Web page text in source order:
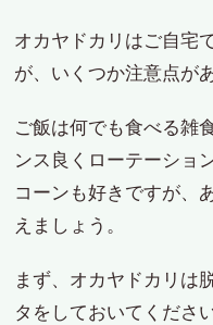
オカヤドカリはご自宅
が、いくつか注意点が
ご飯は何でも食べる雑
ンス良くローテーショ
コーンも好きですが、
えましょう。
まず、オカヤドカリは
タをしておいてください